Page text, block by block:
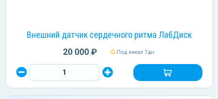
Внешний датчик сердечного ритма ЛабДиск
20 000 ₽ Под заказ 7дн.